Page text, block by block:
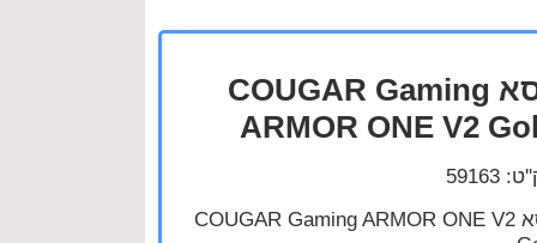
כסא COUGAR Gaming
ARMOR ONE V2
כסא COUGAR Gaming ARMOR ONE V2